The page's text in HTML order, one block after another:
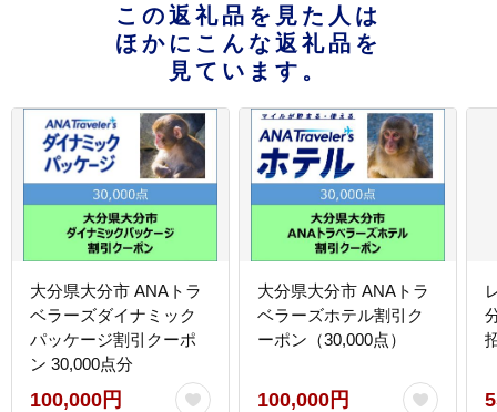
この返礼品を見た人は
ほかにこんな返礼品を
見ています。
大分県大分市 ANAトラ
ベラーズダイナミック
パッケージ割引クーポ
ン 30,000点分
100,000円
大分県大分市 ANAトラ
ベラーズホテル割引ク
ーポン（30,000点）
100,000円